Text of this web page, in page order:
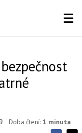
Doba čtení: 1 minuta